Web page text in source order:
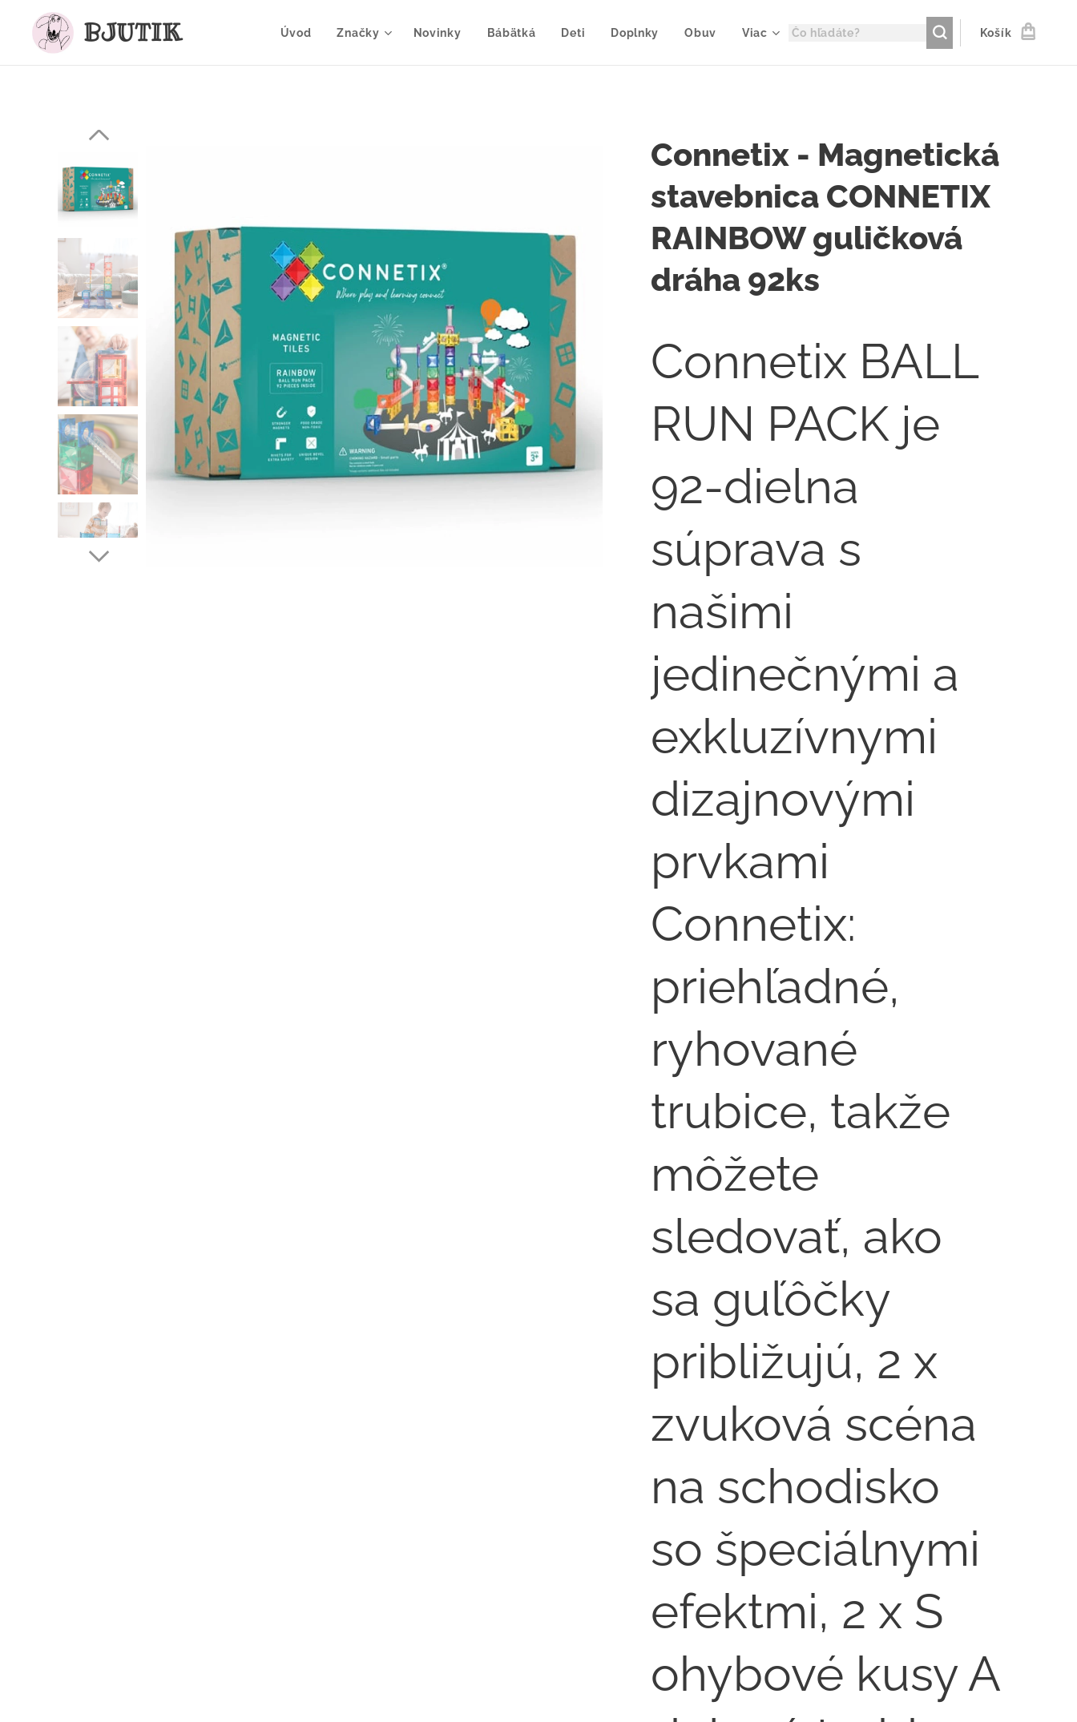
BJUTIK Úvod Značky Novinky Bábätká Deti Doplnky Obuv Viac Košík
Connetix - Magnetická
stavebnica CONNETIX
RAINBOW guličková
dráha 92ks
Connetix BALL
RUN PACK je
92-dielna
súprava s
našimi
jedinečnými a
exkluzívnymi
dizajnovými
prvkami
Connetix:⁣
priehľadné,
ryhované
trubice, takže
môžete
sledovať, ako
sa guľôčky
približujú,⁣ 2 x
zvuková scéna
na schodisko
so špeciálnymi
efektmi, 2 x S
ohybové kusy A